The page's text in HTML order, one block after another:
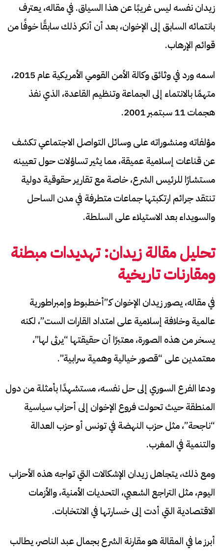
زيدان نفسه ليس غريبًا عن هذا السياق. في مقاله، يعترف
بانتمائه السابق إلى الإخوان، بعد أن أنكر ذلك سابقًا خوفًا من
قوائم الإرهاب.
اسمه ورد في وثائق وكالة الأمن القومي الأمريكية عام 2015،
متهمًا بالانتماء إلى الجماعة وتنظيم القاعدة، الذي نفذ
هجمات 11 سبتمبر 2001.
مؤلفاته ومنشوراته على وسائل التواصل الاجتماعي تكشف
عن قناعات إسلامية عميقة، مما يثير تساؤلات حول تعيينه
مستشارًا للرئيس الشرع، خاصة مع تقارير حقوقية دولية
تنتقد جرائم ارتكبتها جماعات متطرفة في مدن الساحل
والسويداء بعد الاستيلاء على السلطة.
تحليل مقالة زيدان: تهديدات مبطنة
ومقارنات تاريخية
في مقاله، يصور زيدان الإخوان كـ”أخطبوط وإمبراطورية
عالمية وخلافة إسلامية على امتداد القارات الست”، لكنه
يسخر من هذه الصورة، معتبرًا أن حقيقتها “يرثى لها”،
معتمدين على “قصور خيالية وهمية سرابية”.
ودعا الفرع السوري إلى حل نفسه، مستشهدًا بأمثلة من دول
المنطقة حيث تحولت فروع الإخوان إلى أحزاب سياسية
“ناجحة”، مثل حزب النهضة في تونس أو حزب العدالة
والتنمية في المغرب.
ومع ذلك، يتجاهل زيدان الإشكالات التي تواجه هذه الأحزاب
اليوم، مثل التراجع الشعبي، التحديات الأمنية، والأزمات
الاقتصادية التي أدت إلى خسارتها في الانتخابات.
أبرز ما في المقالة هو مقارنة الشرع بجمال عبد الناصر، يطالب